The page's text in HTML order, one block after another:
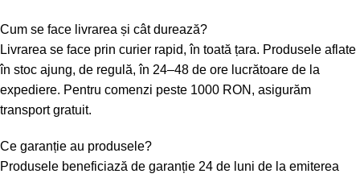
Cum se face livrarea și cât durează?
Livrarea se face prin curier rapid, în toată țara. Produsele aflate
în stoc ajung, de regulă, în 24–48 de ore lucrătoare de la
expediere. Pentru comenzi peste 1000 RON, asigurăm
transport gratuit.
Ce garanție au produsele?
Produsele beneficiază de garanție 24 de luni de la emiterea